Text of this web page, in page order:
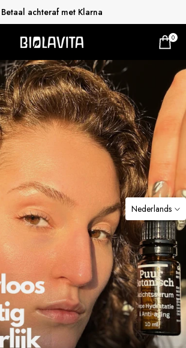
Betaal achteraf met Klarna
0
Nederlands